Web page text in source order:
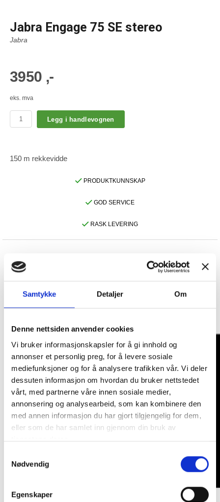
Samtykke Detaljer Om
Denne nettsiden anvender cookies
Vi bruker informasjonskapsler for å gi innhold og
annonser et personlig preg, for å levere sosiale
mediefunksjoner og for å analysere trafikken vår. Vi deler
dessuten informasjon om hvordan du bruker nettstedet
vårt, med partnerne våre innen sosiale medier,
annonsering og analysearbeid, som kan kombinere den
med annen informasjon du har gjort tilgjengelig for dem,
eller som de har samlet inn gjennom din bruk av
tjenestene deres.
Nødvendig
Egenskaper
Jabra Engage 75 SE stereo
Jabra
3950 ,-
eks. mva
Legg i handlevognen
150 m rekkevidde
PRODUKTKUNNSKAP
GOD SERVICE
RASK LEVERING
har en rekkevidde på opptil 150m.